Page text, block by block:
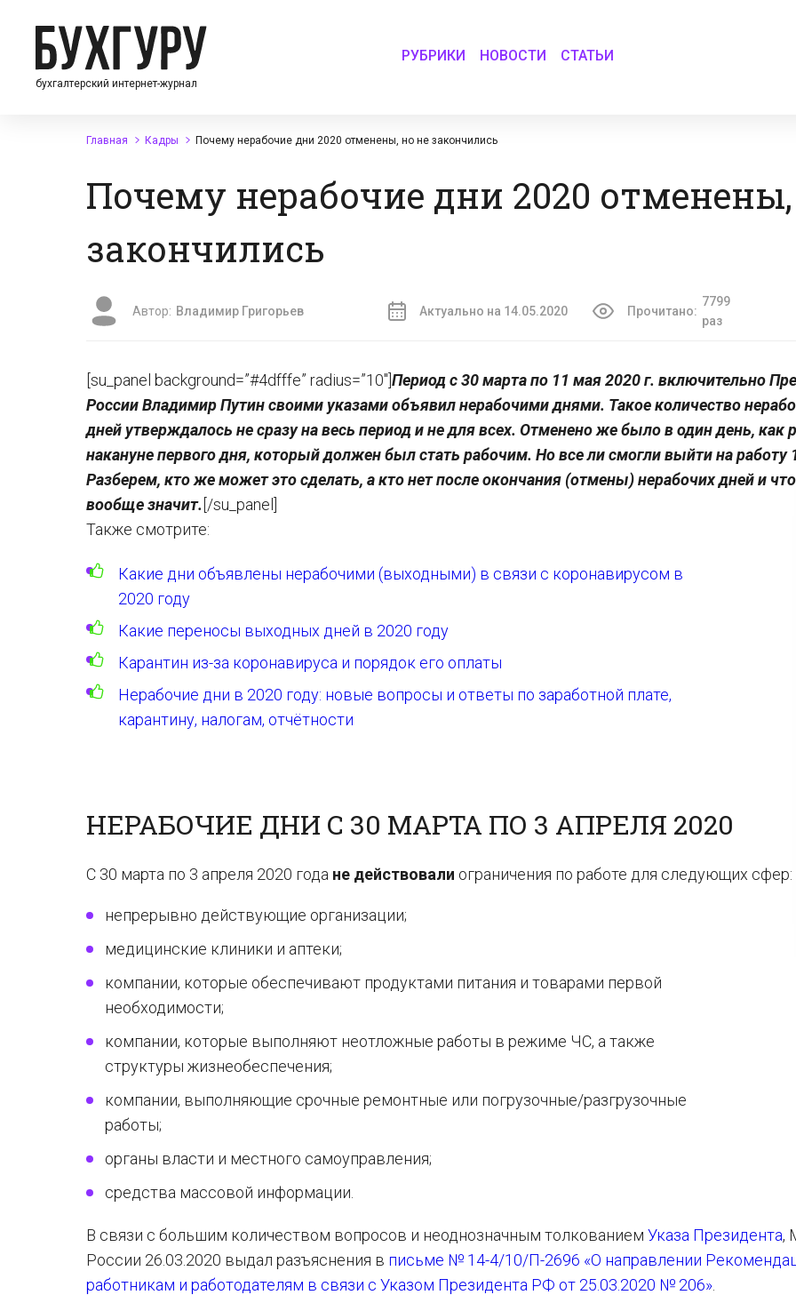
бухгалтерский интернет-журнал
РУБРИКИ НОВОСТИ СТАТЬИ
Главная Кадры Почему нерабочие дни 2020 отменены, но не закончились
Почему нерабочие дни 2020
закончились
Автор: Владимир Григорьев Актуально на 14.05.2020 Прочитано:
7799
раз
[su_panel background=”#4dfffe” radius=”10″] Период с 30 марта по 11 мая 2020 г. включительно
России Владимир Путин своими указами объявил нерабочими днями. Такое количество
дней утверждалось не сразу на весь период и не для всех. Отменено же было в один день, как
накануне первого дня, который должен был стать рабочим. Но все ли смогли выйти на работу
Разберем, кто же может это сделать, а кто нет после окончания (отмены) нерабочих дней и
вообще значит. [/su_panel]
Также смотрите:
Какие дни объявлены нерабочими (выходными) в связи с коронавирусом в
2020 году
Какие переносы выходных дней в 2020 году
Карантин из-за коронавируса и порядок его оплаты
Нерабочие дни в 2020 году: новые вопросы и ответы по заработной плате,
карантину, налогам, отчётности
НЕРАБОЧИЕ ДНИ С 30 МАРТА ПО 3 АПРЕЛЯ 2020
С 30 марта по 3 апреля 2020 года не действовали ограничения по работе для следующих сфер:
непрерывно действующие организации;
медицинские клиники и аптеки;
компании, которые обеспечивают продуктами питания и товарами первой
необходимости;
компании, которые выполняют неотложные работы в режиме ЧС, а также
структуры жизнеобеспечения;
компании, выполняющие срочные ремонтные или погрузочные/разгрузочные
работы;
органы власти и местного самоуправления;
средства массовой информации.
В связи с большим количеством вопросов и неоднозначным толкованием Указа Президента,
России 26.03.2020 выдал разъяснения в письме № 14-4/10/П-2696 «О направлении
работникам и работодателям в связи с Указом Президента РФ от 25.03.2020 № 206»